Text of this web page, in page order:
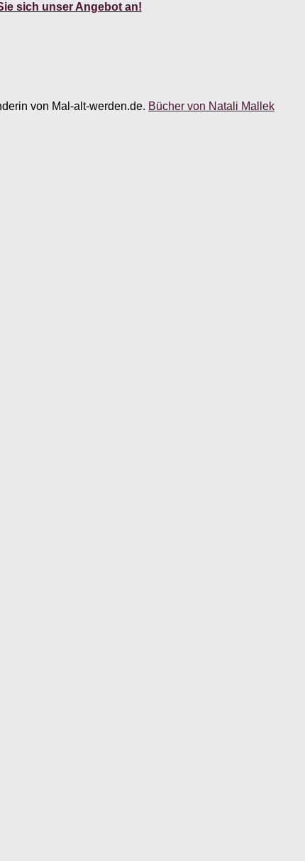
sich unser Angebot an!
von Mal-alt-werden.de. Bücher von Natali Mallek